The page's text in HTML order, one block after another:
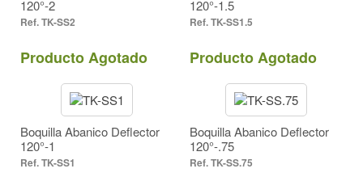
120°-2
TK-SS2
Producto Agotado
120°-1.5
TK-SS1.5
Producto Agotado
Boquilla Abanico Deflector
120°-1
TK-SS1
Boquilla Abanico Deflector
120°-.75
TK-SS.75